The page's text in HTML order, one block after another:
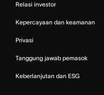
Relasi investor
Kepercayaan dan keamanan
Privasi
Tanggung jawab pemasok
Keberlanjutan dan ESG